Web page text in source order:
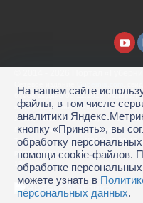
67908 выдано 06.12.2016
информационных технологий и
Учредитель: ООО «Губерния Он-
Главный редактор: Гатаулина А.С.
Телефон редакции: (4212) 45-88-45,
portal@gubernia.com
18+
На нашем сайте
файлы, в том числе
аналитики
кнопку «Принять», вы
обработку
помощи cookie-файлов.
обработке
можете узнать в
персональных данных.